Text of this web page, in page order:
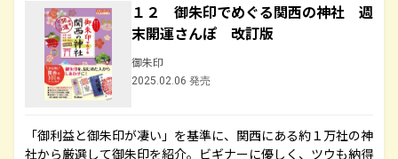
１２ 御朱印でめぐる関西の神社 週
末開運さんぽ 改訂版
御朱印
2025.02.06 発売
「御利益と御朱印が凄い」を基準に、関西にある約１万社の神
社から厳選して御朱印を紹介。ビギナーに優しく、ツウも納得